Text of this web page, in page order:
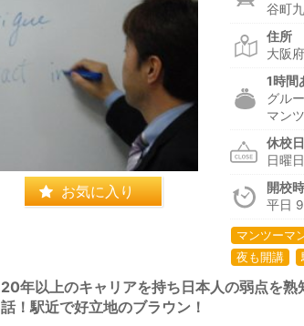
お気に入り
谷町
住所
大阪
1時間
グル
マン
休校日
日曜
開校
平日
マンツーマ
夜も開講
20年以上のキャリアを持ち日本人の弱点を
話！駅近で好立地のブラウン！